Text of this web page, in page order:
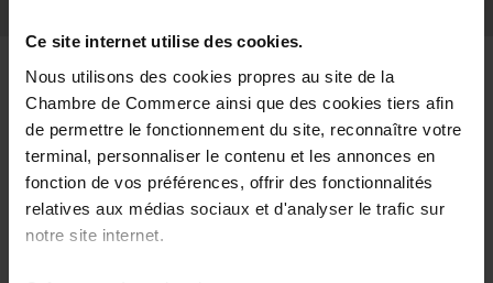
Ce site internet utilise des cookies.
Nous utilisons des cookies propres au site de la
Chambre de Commerce ainsi que des cookies tiers afin
de permettre le fonctionnement du site, reconnaître votre
terminal, personnaliser le contenu et les annonces en
fonction de vos préférences, offrir des fonctionnalités
relatives aux médias sociaux et d'analyser le trafic sur
notre site internet.
In the press
Share this article